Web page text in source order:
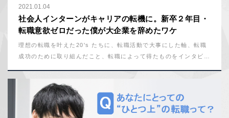
2021.01.04
社会人インターンがキャリアの転機に。新卒２年目・
転職意欲ゼロだった僕が大企業を辞めたワケ
理想の転職を叶えた20's たちに、転職活動で大事にした軸、転職
成功のために取り組んだこと、転職によって得たものをインタビュ
もともと新卒でリクルートキャリアに入社。新卒採用業務や、新規
開拓営業を経験し、順調な社会人生活を送っていた。そんな彼はな
ぜ、業界大手の企業を辞めて、当時社員数20名にも満たないPOL